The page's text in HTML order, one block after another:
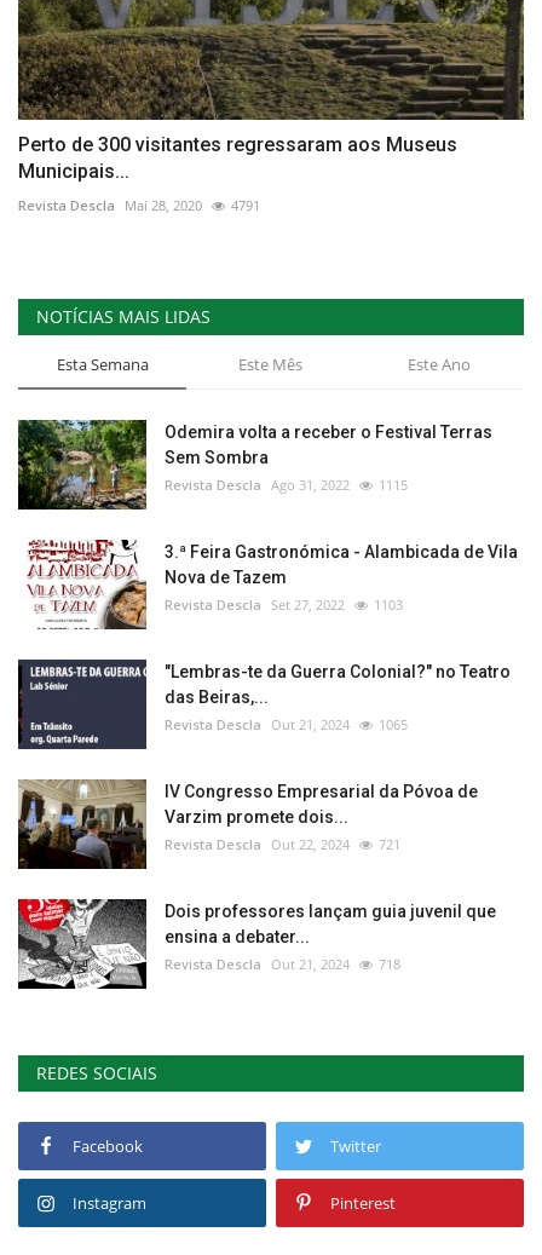
Perto de 300 visitantes regressaram aos Museus
Municipais...
Revista Descla Mai 28, 2020 4791
NOTÍCIAS MAIS LIDAS
Esta Semana Este Mês Este Ano
Odemira volta a receber o Festival Terras
Sem Sombra
Revista Descla Ago 31, 2022 1115
3.ª Feira Gastronómica - Alambicada de Vila
Nova de Tazem
Revista Descla Set 27, 2022 1103
"Lembras-te da Guerra Colonial?" no Teatro
das Beiras,...
Revista Descla Out 21, 2024 1065
IV Congresso Empresarial da Póvoa de
Varzim promete dois...
Revista Descla Out 22, 2024 721
Dois professores lançam guia juvenil que
ensina a debater...
Revista Descla Out 21, 2024 718
REDES SOCIAIS
Facebook Twitter
Instagram Pinterest